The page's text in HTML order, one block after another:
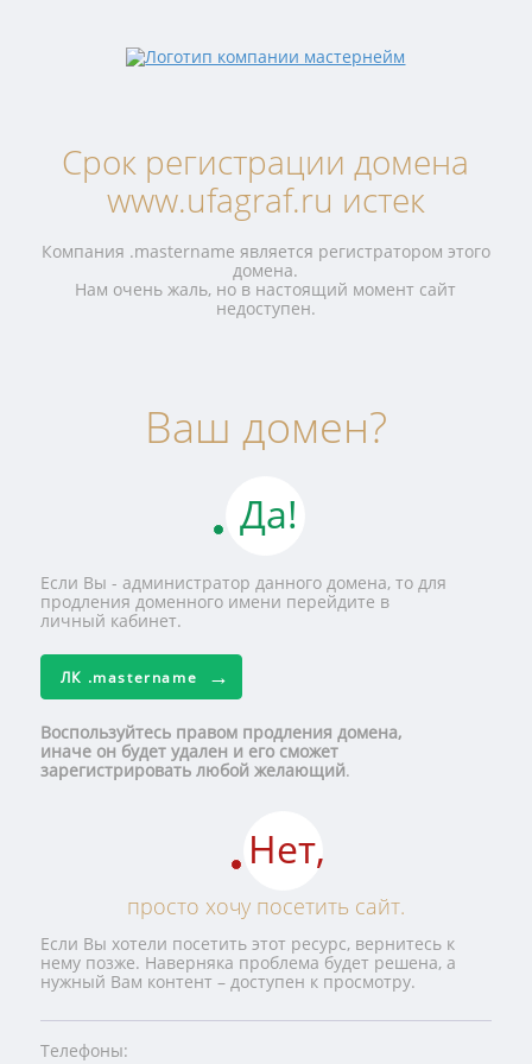
Срок регистрации домена
www.ufagraf.ru истек
Компания .mastername является регистратором этого
домена.
Нам очень жаль, но в настоящий момент сайт
недоступен.
Ваш домен?
Да!
Если Вы - администратор данного домена, то для
продления доменного имени перейдите в
личный кабинет.
ЛК .mastername
Воспользуйтесь правом продления домена,
иначе он будет удален и его сможет
зарегистрировать любой желающий.
Нет,
просто хочу посетить сайт.
Если Вы хотели посетить этот ресурс, вернитесь к
нему позже. Наверняка проблема будет решена, а
нужный Вам контент – доступен к просмотру.
Телефоны: